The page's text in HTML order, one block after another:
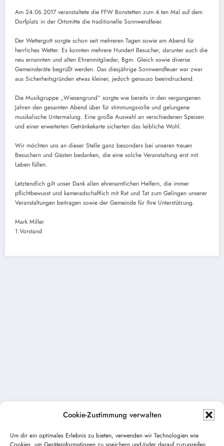
Cookie-Zustimmung verwalten
Um dir ein optimales Erlebnis zu bieten, verwenden wir Technologien wie
Am 24.06.2017 veranstaltete die FFW Bonstetten zum 4.ten Mal auf dem
Dorfplatz in der Ortsmitte die traditionelle Sonnwendfeier.
Der Wettergott sorgte schon seit mehreren Tagen sowie am Abend für
herrliches Wetter. Es konnten mehrere Hundert Besucher, darunter auch die
neu ernannten und alten Ehrenmitglieder, Bgm. Gleich sowie diverse
Gemeinderäte begrüßt werden. Das diesjährige Sonnwendfeuer war zwar
aus Sicherheitsgründen etwas kleiner, jedoch genauso beeindruckend.
Die Musikgruppe „Wiesengrund“ sorgte wie bereits in den vergangenen
Jahren den gesamten Abend über für stimmungsvolle und gelungene
musikalische Untermalung. Eine große Auswahl an verschiedenen Speisen
und einer erweiterten Getränkekarte sicherten das leibliche Wohl.
Wir möchten uns an dieser Stelle ganz besonders bei unseren treuen
Besuchern und Gästen bedanken, die eine solche Veranstaltung erst mit
Leben füllen.
Letztendlich gilt unser Dank allen ehrenamtlichen Helfern, die immer
pflichtbewusst und kameradschaftlich mit Rat und Tat zum Gelingen unserer
Veranstaltungen beitragen sowie der Gemeinde für Ihre Unterstützung.
Mark Miller
1.Vorstand